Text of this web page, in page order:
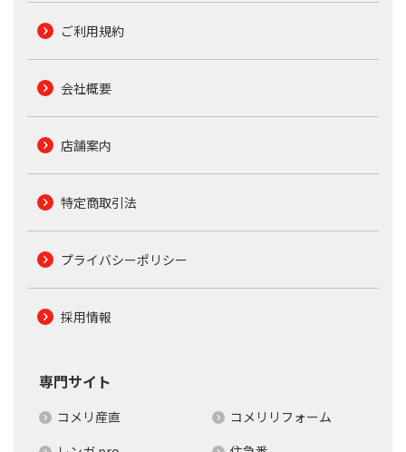
ご利用規約
会社概要
店舗案内
特定商取引法
プライバシーポリシー
採用情報
専門サイト
コメリ産直
コメリリフォーム